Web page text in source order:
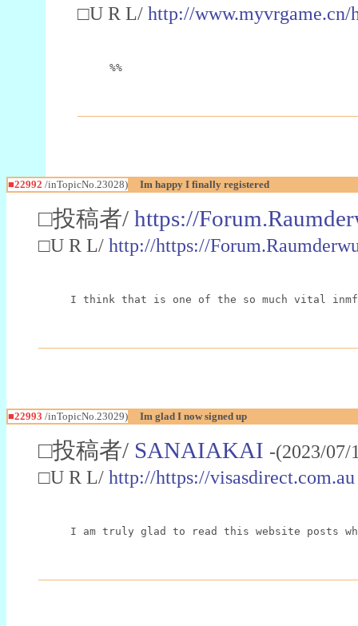
□U R L/ http://www.myvrgame.cn/
%%
■22992 /inTopicNo.23028) Im happy I finally registered
□投稿者/ https://
□U R L/ http://https://
I think that is one of the so much vital
■22993 /inTopicNo.23029) Im glad I now signed up
□投稿者/ SANAIAKAI -(2023/
□U R L/ http://https://visasdirect.com.au
I am truly glad to read this website posts